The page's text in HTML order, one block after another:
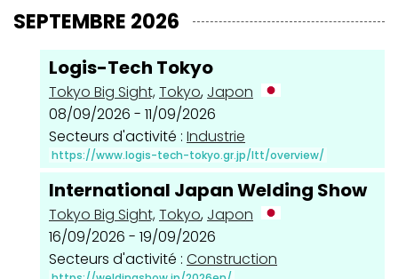
SEPTEMBRE 2026
Logis-Tech Tokyo
Tokyo Big Sight, Tokyo, Japon
08/09/2026 - 11/09/2026
Secteurs d'activité : Industrie
https://www.logis-tech-tokyo.gr.jp/ltt/overview/
International Japan Welding Show
Tokyo Big Sight, Tokyo, Japon
16/09/2026 - 19/09/2026
Secteurs d'activité : Construction